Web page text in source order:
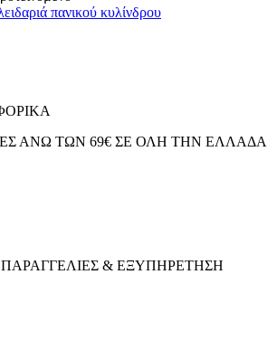
πανικού κυλίνδρου
ΑΝΩ ΤΩΝ 69€ ΣΕ ΟΛΗ ΤΗΝ ΕΛΛΑΔΑ
& ΕΞΥΠΗΡΕΤΗΣΗ